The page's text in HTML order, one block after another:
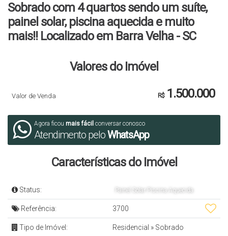
Sobrado com 4 quartos sendo um suíte,
painel solar, piscina aquecida e muito
mais!! Localizado em Barra Velha - SC
Valores do Imóvel
R$1.500.000
Valor de Venda
Agora ficou mais fácil conversar conosco
Atendimento peloWhatsApp
Características do Imóvel
Status: Painel Solar Piscina Aquecida
Referência: 3700
Tipo de Imóvel: Residencial » Sobrado